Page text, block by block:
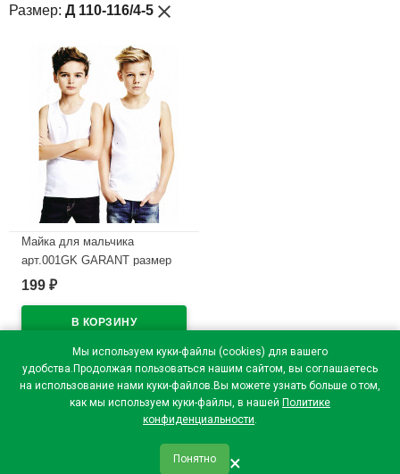
Мы используем куки-файлы (cookies) для вашего
удобства.Продолжая пользоваться нашим сайтом, вы соглашаетесь
на использование нами куки-файлов.Вы можете узнать больше о том,
как мы используем куки-файлы, в нашей Политике
конфиденциальности.
Понятно ×
Размер: Д 110-116/4-5 close
Майка для мальчика
арт.001GK GARANT размер
30/110-116 100% х/б цвет
199 ₽